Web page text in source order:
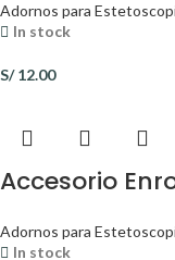
Adornos para
In stock
S/12.00
Accesorio
Adornos para
In stock